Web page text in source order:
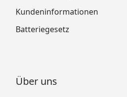
Kundeninformationen
Batteriegesetz
Über uns